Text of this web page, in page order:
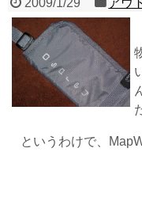
2009/1/29 アウ
というわけで、